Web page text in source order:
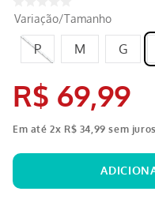
Variação/Tamanho
P M G
R$ 69,99
Em até2x R$ 34 99 sem juros